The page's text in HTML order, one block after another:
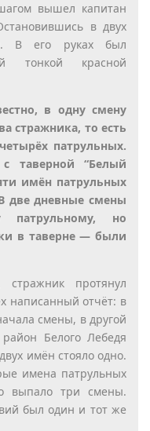
вышел капитан
в двух
В его руках был
тонкой красной
в одну смену
стражника, то есть
патрульных.
таверной “Белый
имён патрульных
две дневные смены
но
в таверне — были
протянул
написанный отчёт: в
смены, в другой
Белого Лебедя
имён стояло одно.
имена патрульных
выпало три смены.
был один и тот же